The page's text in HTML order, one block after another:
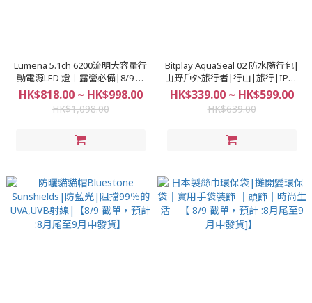
Lumena 5.1ch 6200流明大容量行
動電源LED 燈丨露營必備|8/9 截
單，預計 :8月尾至9月中發貨
HK$818.00 ~ HK$998.00
HK$1,098.00
Bitplay AquaSeal 02 防水隨行包|
山野戶外旅行者|行山|旅行|IPX7
防水|防潑|露營|登山|下海|水上
樂園【8/9 截單，預計 :8月尾至9
月中發貨】
HK$339.00 ~ HK$599.00
HK$639.00